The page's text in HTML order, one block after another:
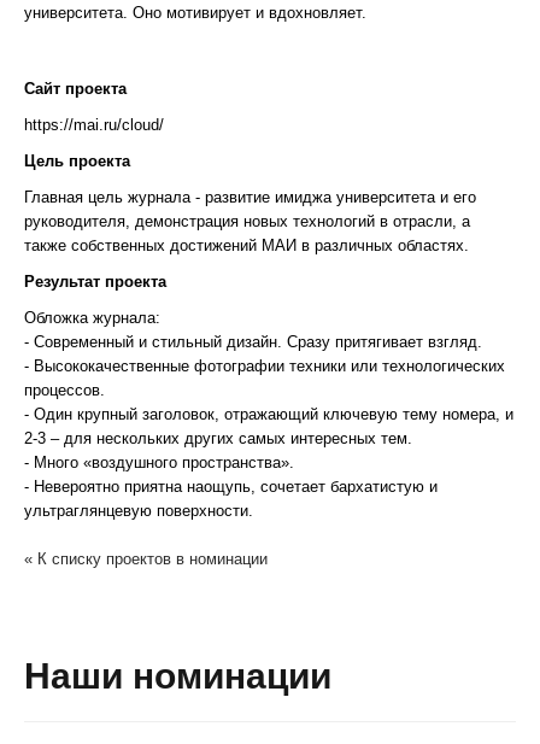
университета. Оно мотивирует и вдохновляет.
Сайт проекта
https://mai.ru/cloud/
Цель проекта
Главная цель журнала - развитие имиджа университета и его
руководителя, демонстрация новых технологий в отрасли, а
также собственных достижений МАИ в различных областях.
Результат проекта
Обложка журнала:
- Современный и стильный дизайн. Сразу притягивает взгляд.
- Высококачественные фотографии техники или технологических
процессов.
- Один крупный заголовок, отражающий ключевую тему номера, и
2-3 – для нескольких других самых интересных тем.
- Много «воздушного пространства».
- Невероятно приятна наощупь, сочетает бархатистую и
ультраглянцевую поверхности.
« К списку проектов в номинации
Наши номинации